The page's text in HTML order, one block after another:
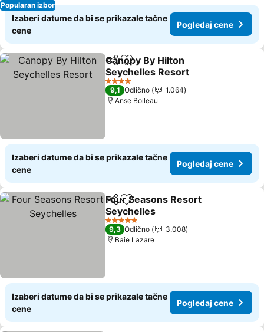
Popularan izbor
Izaberi datume da bi se prikazale tačne
cene
Pogledaj cene
Deli Dodati u favorite
Canopy By Hilton
Seychelles Resort
4 Zvezdice
9,1 Odlično
1.064
Anse Boileau
Izaberi datume da bi se prikazale tačne
cene
Pogledaj cene
Deli Dodati u favorite
Four Seasons Resort
Seychelles
5 Zvezdice
9,3 Odlično
3.008
Baie Lazare
Izaberi datume da bi se prikazale tačne
cene
Pogledaj cene